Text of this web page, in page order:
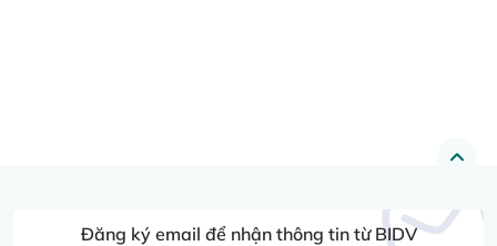
Đăng ký email để nhận thông tin từ BIDV